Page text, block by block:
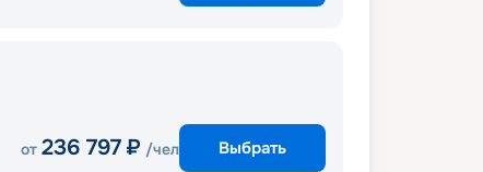
от 236 797 ₽ /чел Выбрать